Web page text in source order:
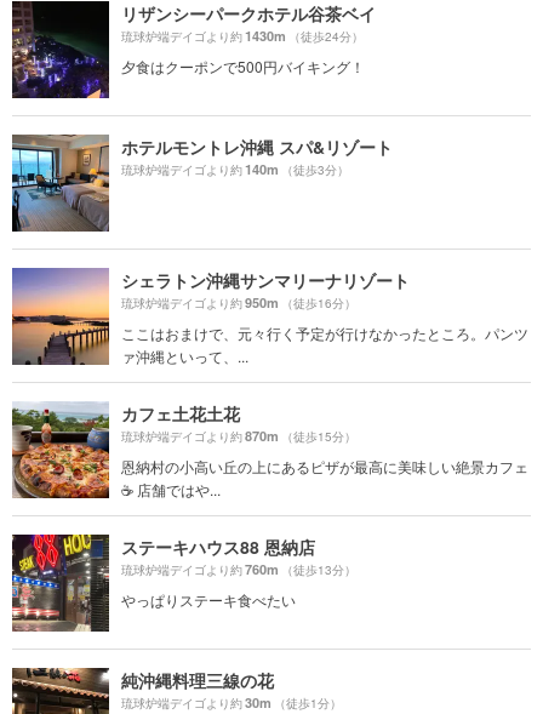
リザンシーパークホテル谷茶ベイ
琉球炉端デイゴより約1430m （徒歩24分）
夕食はクーポンで500円バイキング！
ホテルモントレ沖縄 スパ&リゾート
琉球炉端デイゴより約140m （徒歩3分）
シェラトン沖縄サンマリーナリゾート
琉球炉端デイゴより約950m （徒歩16分）
ここはおまけで、元々行く予定が行けなかったところ。パンツ
ァ沖縄といって、...
カフェ土花土花
琉球炉端デイゴより約870m （徒歩15分）
恩納村の小高い丘の上にあるピザが最高に美味しい絶景カフェ
☕️ 店舗ではや...
ステーキハウス88 恩納店
琉球炉端デイゴより約760m （徒歩13分）
やっぱりステーキ食べたい
純沖縄料理三線の花
琉球炉端デイゴより約30m （徒歩1分）